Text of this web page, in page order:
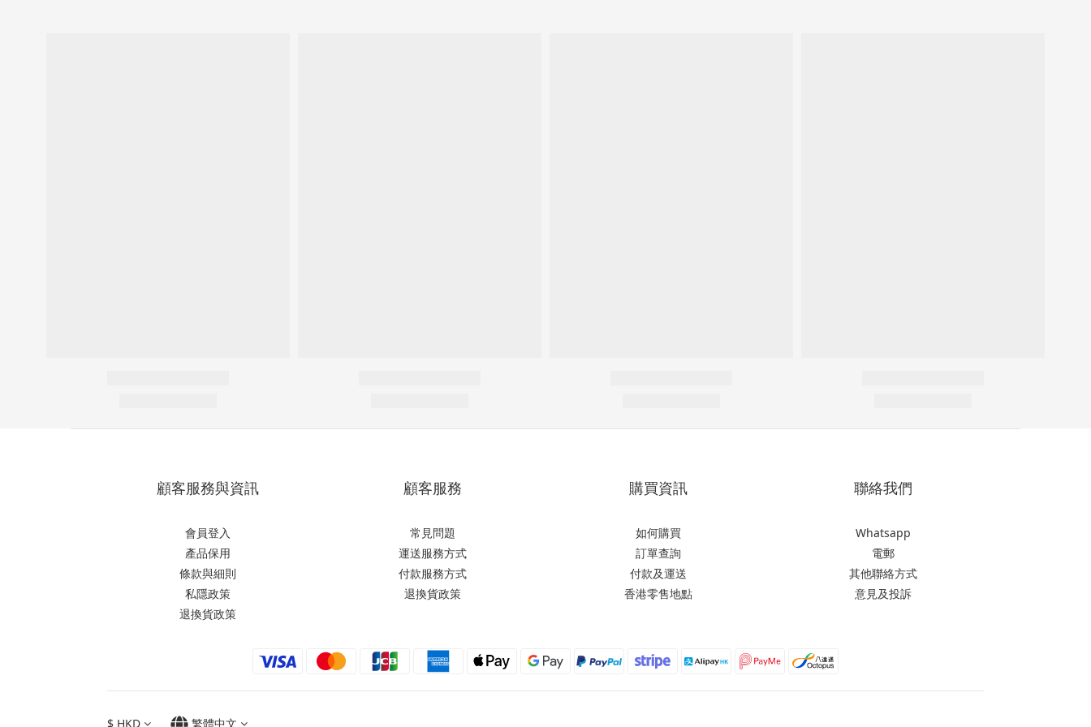
顧客服務與資訊
會員登入
產品保用
條款與細則
私隱政策
退換貨政策
顧客服務
常見問題
運送服務方式
付款服務方式
退換貨政策
購買資訊
如何購買
訂單查詢
付款及運送
香港零售地點
聯絡我們
Whatsapp
電郵
其他聯絡方式
意見及投訴
$ HKD 繁體中文